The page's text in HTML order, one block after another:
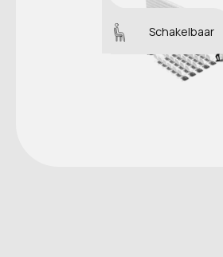
Schakelbaar